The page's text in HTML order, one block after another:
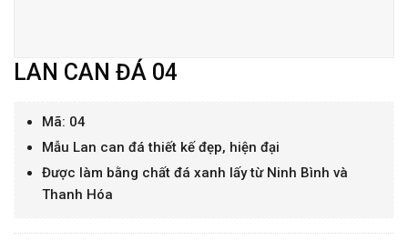
LAN CAN ĐÁ 04
Mã: 04
Mẫu Lan can đá thiết kế đẹp, hiện đại
Được làm bằng chất đá xanh lấy từ Ninh Bình và
Thanh Hóa